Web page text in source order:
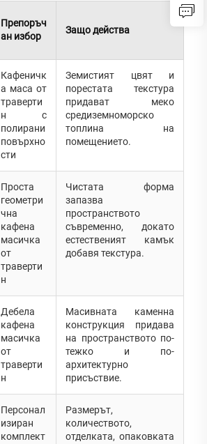
Препоръч
ан избор
Защо действа
Кафеничк
а маса от
траверти
н с
полирани
повърхно
сти
Земистият цвят и
порестата текстура
придават меко
средиземноморско
топлинa на
помещението.
Проста
геометри
чна
кафена
масичка
от
траверти
н
Чистата форма
запазва
пространството
съвременно, докато
естественият камък
добавя текстура.
Дебела
кафена
масичка
от
траверти
н
Масивната каменна
конструкция придава
на пространството по-
тежко и по-
архитектурно
присъствие.
Персонал
изиран
комплект
Размерът,
количеството,
отделката, опаковката